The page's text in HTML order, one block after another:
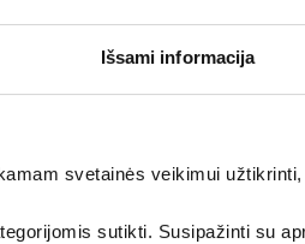
Išsami informacija
svetainės veikimui
sutikti. Susipažinti su